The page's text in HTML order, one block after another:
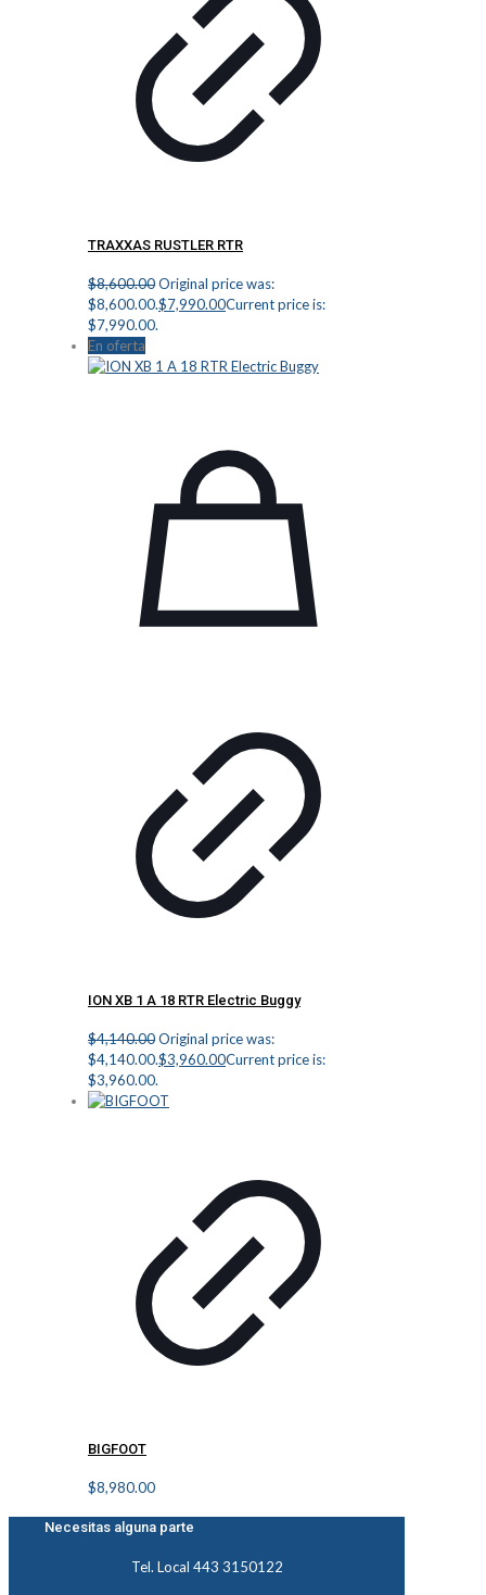
TRAXXAS RUSTLER RTR
$8,600.00Original price was:
$8,600.00.$7,990.00Current price is:
$7,990.00.
En oferta
ION XB 1 A 18 RTR Electric Buggy
$4,140.00Original price was:
$4,140.00.$3,960.00Current price is:
$3,960.00.
BIGFOOT
$8,980.00
Necesitas alguna parte
Tel. Local 443 3150122